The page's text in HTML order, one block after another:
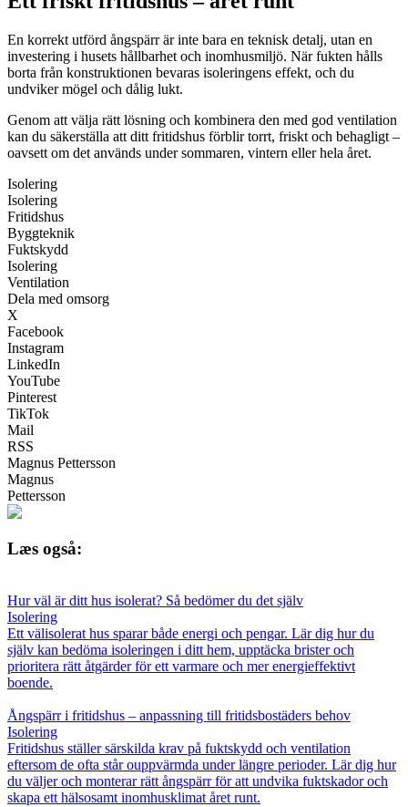
En korrekt utförd ångspärr är inte bara en teknisk detalj, utan en
investering i husets hållbarhet och inomhusmiljö. När fukten hålls
borta från konstruktionen bevaras isoleringens effekt, och du
undviker mögel och dålig lukt.
Genom att välja rätt lösning och kombinera den med god ventilation
kan du säkerställa att ditt fritidshus förblir torrt, friskt och behagligt –
oavsett om det används under sommaren, vintern eller hela året.
Isolering
Isolering
Fritidshus
Byggteknik
Fuktskydd
Isolering
Ventilation
Dela med omsorg
X
Facebook
Instagram
LinkedIn
YouTube
Pinterest
TikTok
Mail
RSS
Magnus Pettersson
Magnus
Pettersson
Læs også:
Hur väl är ditt hus isolerat? Så bedömer du det själv
Isolering
Ett välisolerat hus sparar både energi och pengar. Lär dig hur du
själv kan bedöma isoleringen i ditt hem, upptäcka brister och
prioritera rätt åtgärder för ett varmare och mer energieffektivt
boende.
Ångspärr i fritidshus – anpassning till fritidsbostäders behov
Isolering
Fritidshus ställer särskilda krav på fuktskydd och ventilation
eftersom de ofta står ouppvärmda under längre perioder. Lär dig hur
du väljer och monterar rätt ångspärr för att undvika fuktskador och
skapa ett hälsosamt inomhusklimat året runt.